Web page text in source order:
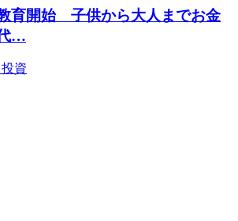
育開始 子供から大人までお金
…
資